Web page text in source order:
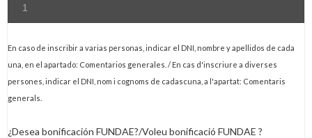
En caso de inscribir a varias personas, indicar el DNI, nombre y apellidos de cada
una, en el apartado: Comentarios generales. / En cas d'inscriure a diverses
persones, indicar el DNI, nom i cognoms de cadascuna, a l'apartat: Comentaris
generals.
¿Desea bonificación FUNDAE?/Voleu bonificació FUNDAE ?